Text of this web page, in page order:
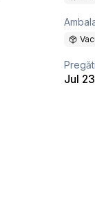
Jul